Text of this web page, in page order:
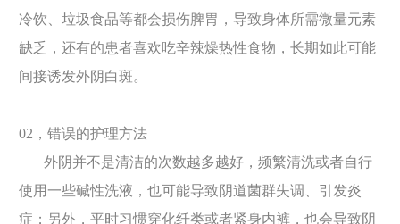
冷饮、垃圾食品等都会损伤脾胃，导致身体所需微量元素
缺乏，还有的患者喜欢吃辛辣燥热性食物，长期如此可能
间接诱发外阴白斑。
02，错误的护理方法
外阴并不是清洁的次数越多越好，频繁清洗或者自行
使用一些碱性洗液，也可能导致阴道菌群失调、引发炎
症；另外，平时习惯穿化纤类或者紧身内裤，也会导致阴